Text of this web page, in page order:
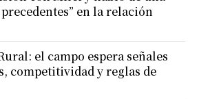
en la relación
el campo espera señales
competitividad y reglas de